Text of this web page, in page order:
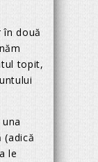
două
topit,
(adică
le